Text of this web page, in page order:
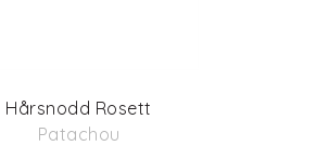
Hårsnodd Rosett
Patachou